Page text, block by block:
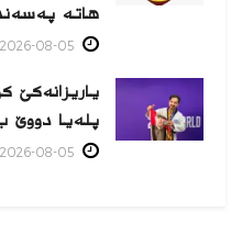
هاتە
یاریزانەكێ
پلەیا